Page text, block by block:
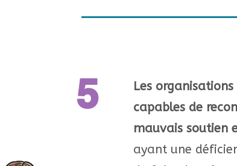
5
Les
capables de
mauvais soutien
ayant une